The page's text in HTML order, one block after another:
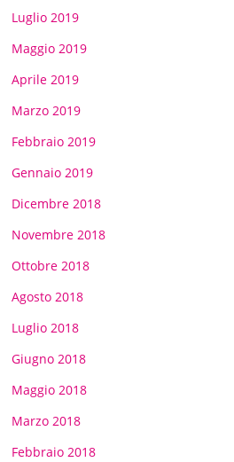
Luglio 2019
Maggio 2019
Aprile 2019
Marzo 2019
Febbraio 2019
Gennaio 2019
Dicembre 2018
Novembre 2018
Ottobre 2018
Agosto 2018
Luglio 2018
Giugno 2018
Maggio 2018
Marzo 2018
Febbraio 2018